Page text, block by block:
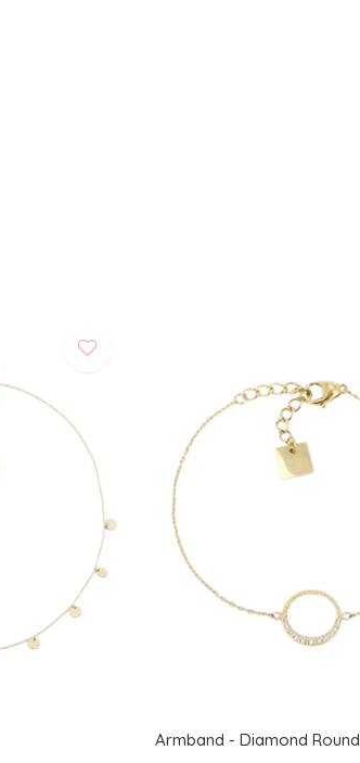
Armband - Diamond Round